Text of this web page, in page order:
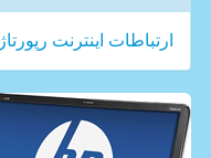
ارتباطات اینترنت رپورتاژ